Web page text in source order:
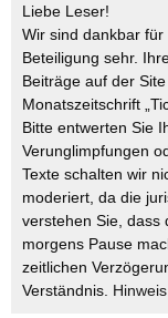
Liebe Leser!
Wir sind dankbar
Beteiligung sehr.
Beiträge auf der
Monatszeitschrift
Bitte entwerten Sie
Verunglimpfungen
Texte schalten wir
moderiert, da die
verstehen Sie, dass
morgens Pause
zeitlichen
Verständnis. Hinweis